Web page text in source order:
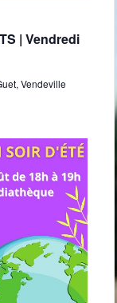
| Vendredi
Vendeville